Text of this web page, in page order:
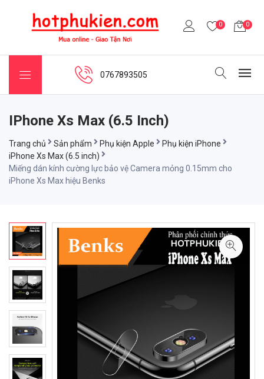
0 0
0767893505
IPhone Xs Max (6.5 Inch)
Trang chủ Sản phẩm Phụ kiện Apple
Phụ kiện iPhone
iPhone Xs Max (6.5 inch)
Miếng dán kính cường lực bảo vệ Camera mỏng 0.15mm cho
iPhone Xs Max hiệu Benks